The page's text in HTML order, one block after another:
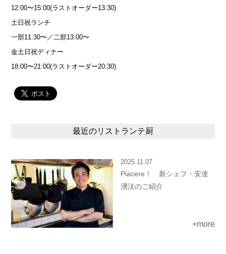
12:00〜15:00(ラストオーダー13:30)
土日祝ランチ
一部11:30〜／二部13:00〜
金土日祝ディナー
18:00〜21:00(ラストオーダー20:30)
最近のリストランテ厨
2025.11.07
Piacere！ 新シェフ・安達
湧汰のご紹介
+more